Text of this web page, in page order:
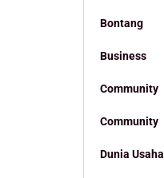
Bontang
Business
Community
Community
Dunia Usaha